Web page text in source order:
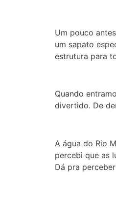
Um pouco
um sapato
estrutura para
Quando
divertido. De
A água do Rio
percebi que as
Dá pra